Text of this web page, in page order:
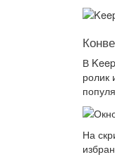
В
ролик
На